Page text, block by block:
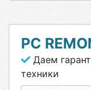
PC
Даем
техники